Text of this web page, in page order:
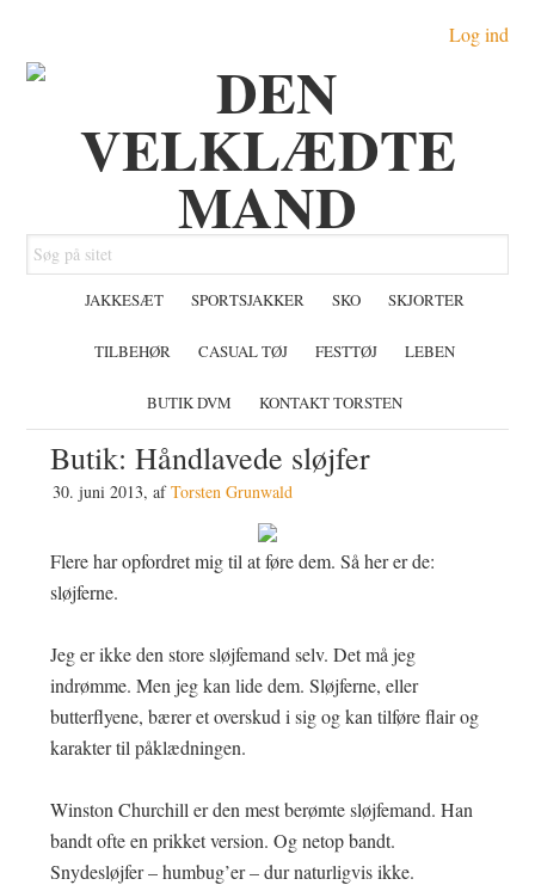
indhold
Log ind
Søg
på
JAKKESÆT SPORTSJAKKER SKO SKJORTER
TILBEHØR CASUAL TØJ FESTTØJ LEBEN
BUTIK DVM KONTAKT TORSTEN
Butik: Håndlavede sløjfer
30. juni 2013, afTorsten Grunwald
Flere har opfordret mig til at føre dem. Så her er de:
sløjferne.
Jeg er ikke den store sløjfemand selv. Det må jeg
indrømme. Men jeg kan lide dem. Sløjferne, eller
butterflyene, bærer et overskud i sig og kan tilføre flair og
karakter til påklædningen.
Winston Churchill er den mest berømte sløjfemand. Han
bandt ofte en prikket version. Og netop bandt.
Snydesløjfer – humbug’er – dur naturligvis ikke.